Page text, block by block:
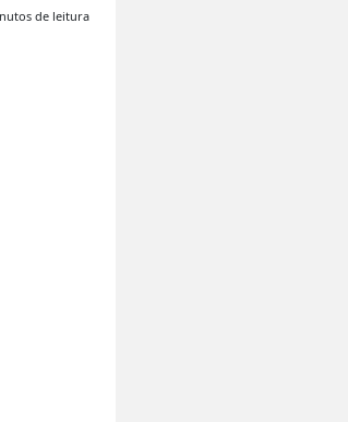
de leitura